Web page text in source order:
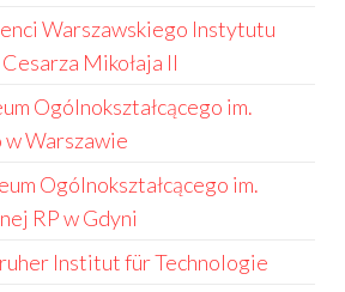
Warszawskiego Instytutu
Mikołaja II
Ogólnokształcącego im.
Warszawie
Ogólnokształcącego im.
RP w Gdyni
Institut für Technologie